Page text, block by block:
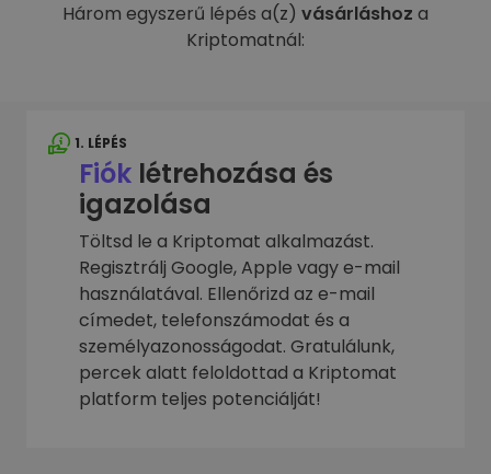
Három egyszerű lépés a(z) vásárláshoz a
Kriptomatnál:
1. LÉPÉS
Fiók létrehozása és
igazolása
Töltsd le a Kriptomat alkalmazást.
Regisztrálj Google, Apple vagy e-mail
használatával. Ellenőrizd az e-mail
címedet, telefonszámodat és a
személyazonosságodat. Gratulálunk,
percek alatt feloldottad a Kriptomat
platform teljes potenciálját!